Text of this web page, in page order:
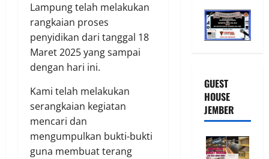
Lampung telah melakukan
rangkaian proses
penyidikan dari tanggal 18
Maret 2025 yang sampai
dengan hari ini.
Kami telah melakukan
serangkaian kegiatan
mencari dan
mengumpulkan bukti-bukti
guna membuat terang
GUEST
HOUSE
JEMBER